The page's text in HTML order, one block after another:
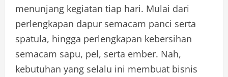
menunjang kegiatan tiap hari. Mulai dari
perlengkapan dapur semacam panci serta
spatula, hingga perlengkapan kebersihan
semacam sapu, pel, serta ember. Nah,
kebutuhan yang selalu ini membuat bisnis